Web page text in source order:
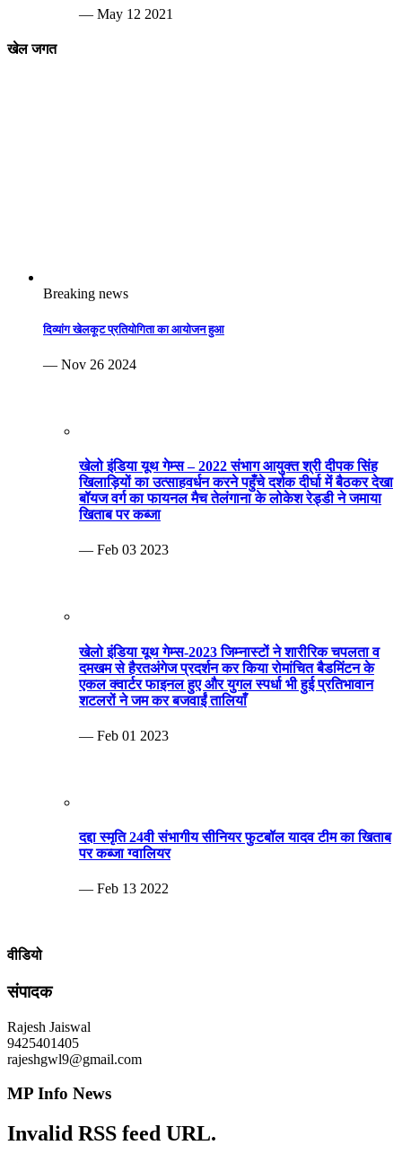
— May 12 2021
खेल जगत
Breaking news
दिव्यांग खेलकूट प्रतियोगिता का आयोजन हुआ
— Nov 26 2024
खेलो इंडिया यूथ गेम्स – 2022 संभाग आयुक्त श्री दीपक सिंह
खिलाड़ियों का उत्साहवर्धन करने पहुँचे दर्शक दीर्घा में बैठकर देखा
बॉयज वर्ग का फायनल मैच तेलंगाना के लोकेश रेड्डी ने जमाया
खिताब पर कब्जा
— Feb 03 2023
खेलो इंडिया यूथ गेम्स-2023 जिम्नास्टों ने शारीरिक चपलता व
दमखम से हैरतअंगेज प्रदर्शन कर किया रोमांचित बैडमिंटन के
एकल क्वार्टर फाइनल हुए और युगल स्पर्धा भी हुई प्रतिभावान
शटलरों ने जम कर बजवाईं तालियाँ
— Feb 01 2023
दद्दा स्मृति 24वी संभागीय सीनियर फुटबॉल यादव टीम का खिताब
पर कब्जा ग्वालियर
— Feb 13 2022
वीडियो
संपादक
Rajesh Jaiswal
9425401405
rajeshgwl9@gmail.com
MP Info News
Invalid RSS feed URL.